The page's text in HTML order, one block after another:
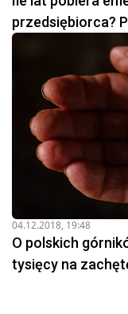
przedsiębiorca?
04.12.2018, 19:48
O polskich
tysięcy na